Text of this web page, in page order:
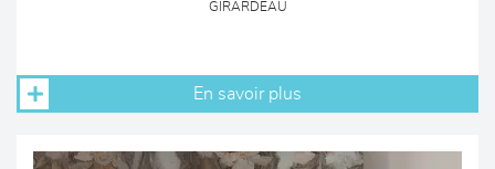
GIRARDEAU
En savoir plus